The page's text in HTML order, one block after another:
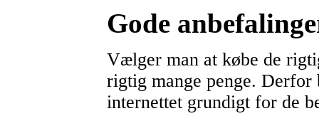
Gode
Vælger man at købe de
rigtig mange penge. Derfor
internettet grundigt for de